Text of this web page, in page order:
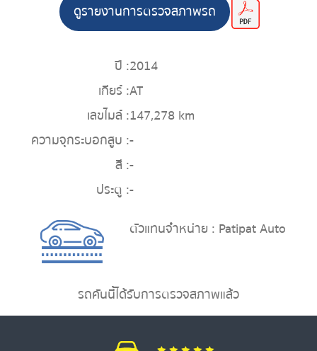
ดูรายงานการตรวจสภาพรถ
ปี :2014
เกียร์ :AT
เลขไมล์ :147,278 km
ความจุกระบอกสูบ :-
สี :-
ประตู :-
ตัวแทนจำหน่าย : Patipat Auto
รถคันนี้ได้รับการตรวจสภาพแล้ว